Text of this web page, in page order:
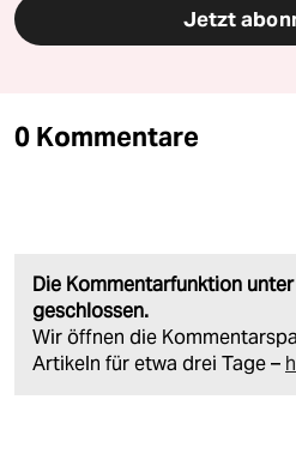
Jetzt
0 Kommentare
Die Kommentarfunktion
geschlossen.
Wir öffnen die
Artikeln für etwa drei Tage –